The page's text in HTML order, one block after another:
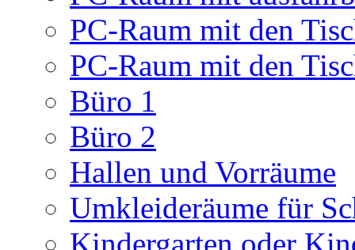
PC-Raum mit den
PC-Raum mit den
Büro 1
Büro 2
Hallen und Vorräume
Umkleideräume für